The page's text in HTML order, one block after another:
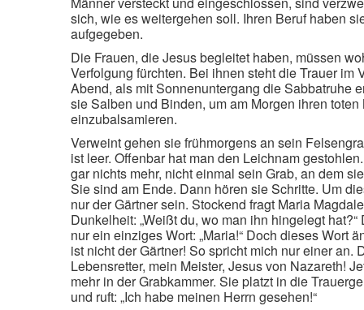
sich, wie es weitergehen soll. Ihren Beruf haben
aufgegeben.
Die Frauen, die Jesus begleitet haben, müssen
Verfolgung fürchten. Bei ihnen steht die Trauer im
Abend, als mit Sonnenuntergang die Sabbatruhe
sie Salben und Binden, um am Morgen ihren toten
einzubalsamieren.
Verweint gehen sie frühmorgens an sein
ist leer. Offenbar hat man den Leichnam
gar nichts mehr, nicht einmal sein Grab, an dem
Sie sind am Ende. Dann hören sie Schritte. Um
nur der Gärtner sein. Stockend fragt Maria
Dunkelheit: „Weißt du, wo man ihn hingelegt hat?“
nur ein einziges Wort: „Maria!“ Doch dieses Wort
ist nicht der Gärtner! So spricht mich nur einer an.
Lebensretter, mein Meister, Jesus von Nazareth!
mehr in der Grabkammer. Sie platzt in die
und ruft: „Ich habe meinen Herrn gesehen!“